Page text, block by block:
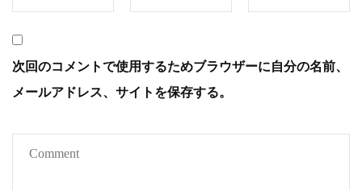
次回のコメントで使用するためブラウザーに自分の名前、
メールアドレス、サイトを保存する。